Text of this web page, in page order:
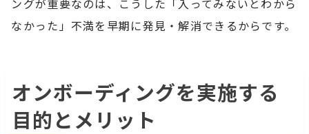
ングが重要なのは、こうした「入ってみないとわから
なかった」不満を早期に発見・解消できるからです。
オンボーディングを実施する
目的とメリット